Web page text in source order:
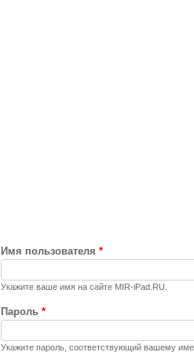
Имя пользователя *
Укажите ваше имя на сайте MIR-iPad.RU.
Пароль *
Укажите пароль, соответствующий вашему